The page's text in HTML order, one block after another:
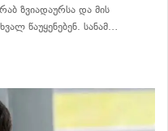
ზვიადაურსა და მის
წაუყენებენ. სანამ…